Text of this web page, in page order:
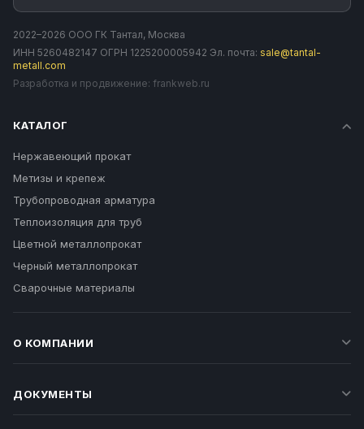
2022–2026 ООО ГК Тантал, Москва
ИНН 5260482147 ОГРН 1225200005942 Эл. почта: sale@tantal-
metall.com
Разработка и продвижение: frankweb.ru
КАТАЛОГ
Нержавеющий прокат
Метизы и крепеж
Трубопроводная арматура
Теплоизоляция для труб
Цветной металлопрокат
Черный металлопрокат
Сварочные материалы
О КОМПАНИИ
ДОКУМЕНТЫ